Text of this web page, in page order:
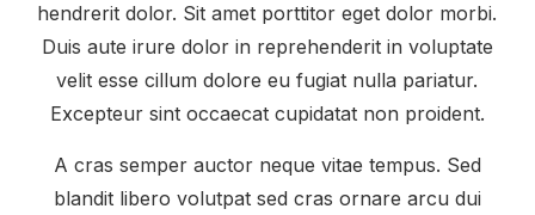
hendrerit dolor. Sit amet porttitor eget dolor morbi.
Duis aute irure dolor in reprehenderit in voluptate
velit esse cillum dolore eu fugiat nulla pariatur.
Excepteur sint occaecat cupidatat non proident.
A cras semper auctor neque vitae tempus. Sed
blandit libero volutpat sed cras ornare arcu dui